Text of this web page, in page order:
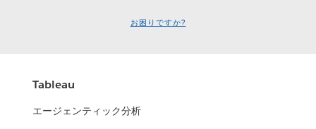
お困りですか?
Tableau
エージェンティック分析